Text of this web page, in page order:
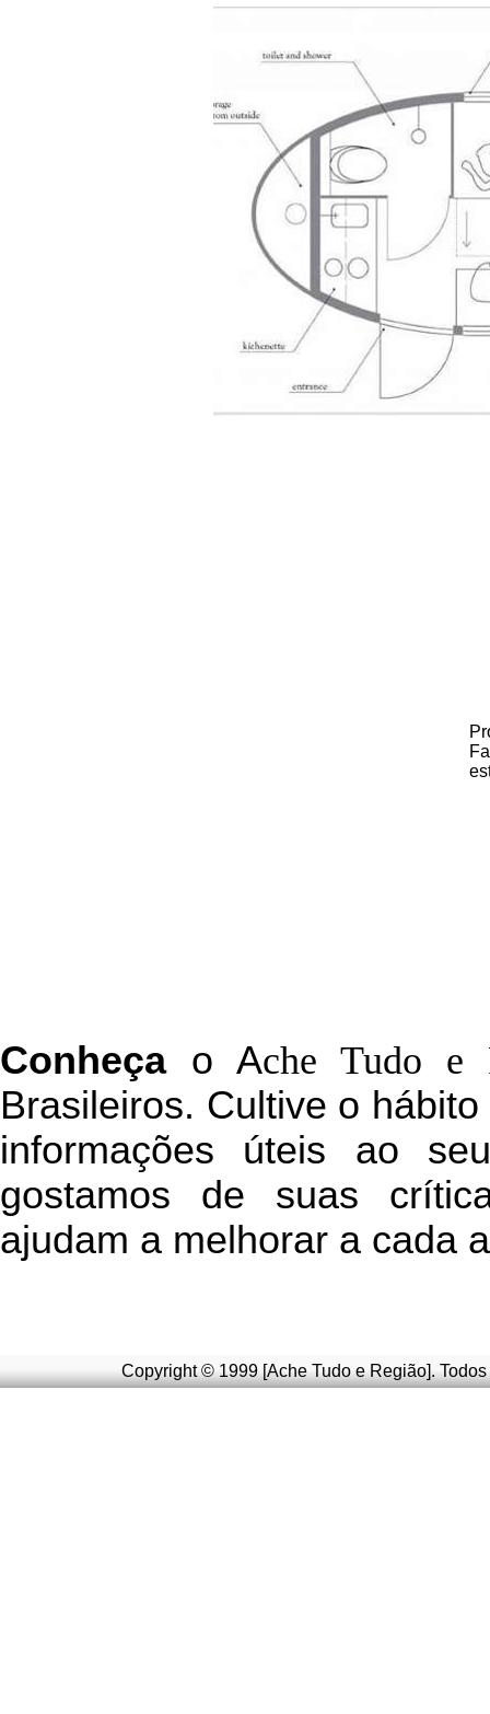
Conheçao Ache Tudo e
Brasileiros. Cultive o
informações úteis ao
gostamos de suas
ajudam a melhorar a cada
Copyright © 1999 [Ache Tudo e Região].